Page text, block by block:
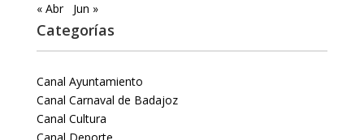
« Abr
Jun »
Categorías
Canal Ayuntamiento
Canal Carnaval de Badajoz
Canal Cultura